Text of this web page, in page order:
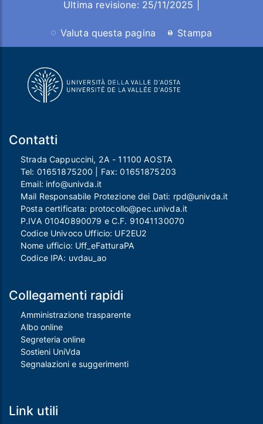
Ultima revisione: 25/11/2025 |
Valuta questa pagina Stampa
Contatti
Strada Cappuccini, 2A - 11100 AOSTA
Tel: 01651875200 | Fax:01651875203
Email: info@univda.it
Mail Responsabile Protezione dei Dati: rpd@univda.it
Posta certificata: protocollo@pec.univda.it
P.IVA 01040890079 e C.F. 91041130070
Codice Univoco Ufficio: UF2EU2
Nome ufficio: Uff_eFatturaPA
Codice IPA: uvdau_ao
Collegamenti rapidi
Amministrazione trasparente
Albo online
Segreteria online
Sostieni UniVda
Segnalazioni e suggerimenti
Link utili